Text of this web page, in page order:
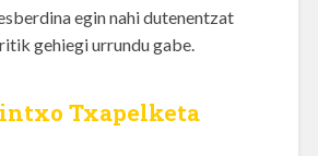
egin nahi dutenentzat
gehiegi urrundu gabe.
Txapelketa